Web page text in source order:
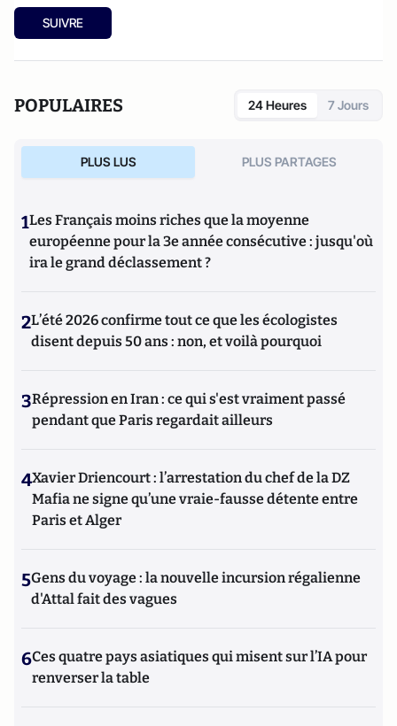
SUIVRE
POPULAIRES 24 Heures 7 Jours
PLUS LUS PLUS PARTAGES
1Les Français moins riches que la moyenne
européenne pour la 3e année consécutive : jusqu'où
ira le grand déclassement ?
2L’été 2026 confirme tout ce que les écologistes
disent depuis 50 ans : non, et voilà pourquoi
3Répression en Iran : ce qui s'est vraiment passé
pendant que Paris regardait ailleurs
4Xavier Driencourt : l’arrestation du chef de la DZ
Mafia ne signe qu’une vraie-fausse détente entre
Paris et Alger
5Gens du voyage : la nouvelle incursion régalienne
d'Attal fait des vagues
6Ces quatre pays asiatiques qui misent sur l’IA pour
renverser la table